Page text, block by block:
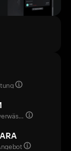
Vollständig verwässerte Bewertung